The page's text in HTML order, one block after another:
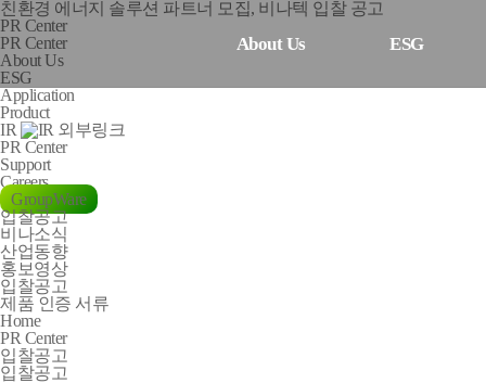
About Us ESG
친환경 에너지 솔루션 파트너 모집, 비나텍 입찰 공고
PR Center
PR Center
About Us
ESG
Application
Product
IR
PR Center
Support
Careers
GroupWare
입찰공고
비나소식
산업동향
홍보영상
입찰공고
제품 인증 서류
Home
PR Center
입찰공고
입찰공고